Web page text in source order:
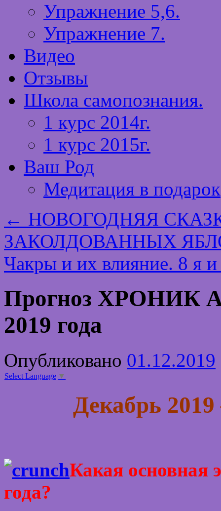
Упражнение 5,6.
Упражнение 7.
Видео
Отзывы
Школа самопознания.
1 курс 2014г.
1 курс 2015г.
Ваш Род
Медитация в подарок
← НОВОГОДНЯЯ
ЗАКОЛДОВАННЫХ
Чакры и их влияние. 8 я
Прогноз ХРОНИК
2019 года
Опубликовано 01.12.2019
Select Language ▼
Декабрь
Какая основная
года?